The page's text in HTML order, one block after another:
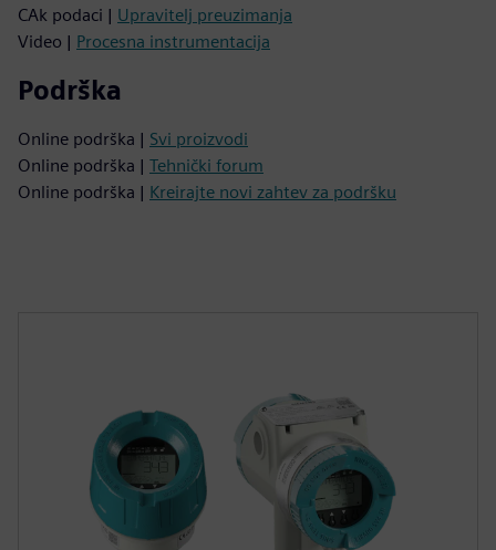
CAk podaci | Upravitelj preuzimanja
Video | Procesna instrumentacija
Podrška
Online podrška | Svi proizvodi
Online podrška | Tehnički forum
Online podrška | Kreirajte novi zahtev za podršku